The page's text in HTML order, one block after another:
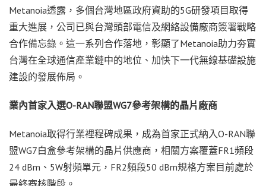
Metanoia透露，多個台灣地區政府資助的5G研發項目取得
重大進展，公司已與台灣頭部電信及網絡設備廠商簽署戰略
合作備忘錄。這一系列合作落地，彰顯了Metanoia助力夯實
台灣在全球通信產業鏈中的地位、加快下一代無線基礎設施
建設的發展佈局。
業內首家入選O-RAN聯盟WG7參考架構的晶片廠商
Metanoia取得行業裡程碑成果，成為首家正式納入O-RAN聯
盟WG7白盒參考架構的晶片供應商，相關方案覆蓋FR1頻段
24 dBm、5W射頻單元，FR2頻段50 dBm規格方案目前處於
最終審核階段。